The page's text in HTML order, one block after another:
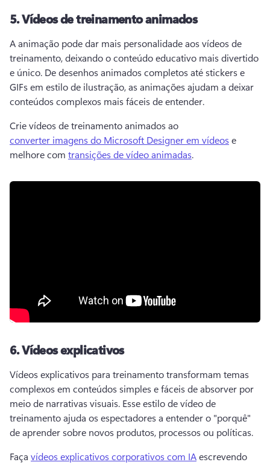
5.Vídeos de treinamento animados
A animação pode dar mais personalidade aos vídeos de
treinamento, deixando o conteúdo educativo mais divertido
e único. De desenhos animados completos até stickers e
GIFs em estilo de ilustração, as animações ajudam a deixar
conteúdos complexos mais fáceis de entender.
Crie vídeos de treinamento animados ao
converter imagens do Microsoft Designer em vídeos e
melhore com transições de vídeo animadas.
6.Vídeos explicativos
Vídeos explicativos para treinamento transformam temas
complexos em conteúdos simples e fáceis de absorver por
meio de narrativas visuais. Esse estilo de vídeo de
treinamento ajuda os espectadores a entender o "porquê"
de aprender sobre novos produtos, processos ou políticas.
Faça vídeos explicativos corporativos com IA escrevendo